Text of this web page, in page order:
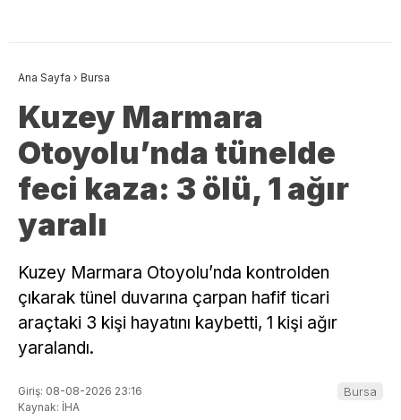
Ana Sayfa › Bursa
Kuzey Marmara
Otoyolu’nda tünelde
feci kaza: 3 ölü, 1 ağır
yaralı
Kuzey Marmara Otoyolu’nda kontrolden
çıkarak tünel duvarına çarpan hafif ticari
araçtaki 3 kişi hayatını kaybetti, 1 kişi ağır
yaralandı.
Giriş: 08-08-2026 23:16
Kaynak: İHA
Bursa